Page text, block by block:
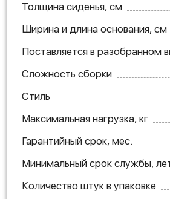
Толщина сиденья, см
Ширина и длина основания, см
Поставляется в разобранном
Сложность сборки
Стиль
Максимальная нагрузка, кг
Гарантийный срок, мес.
Минимальный срок службы,
Количество штук в упаковке